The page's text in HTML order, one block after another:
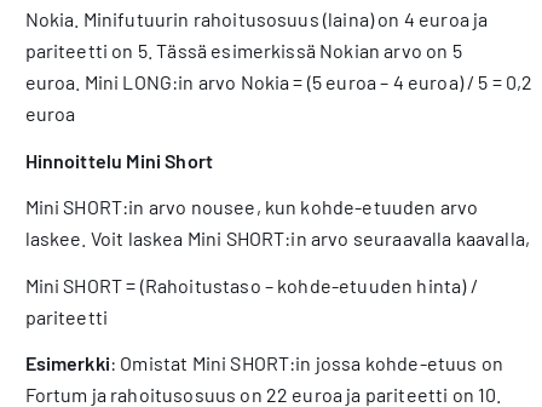
Nokia. Minifutuurin ra­hoitusosuus (laina) on 4 euroa ja
pariteet­ti on 5. Tässä esimerkissä Nokian arvo on 5
euroa. Mini LONG:in arvo Nokia = (5 euroa – 4 euroa) / 5 = 0,2
euroa
Hinnoittelu Mini Short
Mini SHORT:in arvo nousee, kun kohde-etuuden arvo
laskee. Voit laskea Mini SHORT:in arvo seuraavalla kaavalla,
Mini SHORT = (Rahoitustaso – kohde-etuuden hinta) /
pariteetti
Esimerkki: Omistat Mini SHORT:in jossa kohde-etuus on
Fortum ja rahoitusosuus on 22 euroa ja pariteetti on 10.